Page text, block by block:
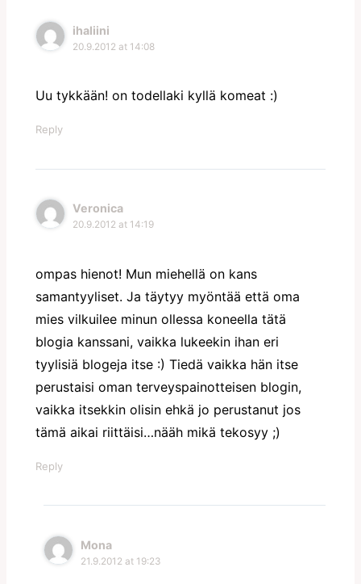
ihaliini
20.9.2012 at 14:08
Uu tykkään! on todellaki kyllä komeat :)
Reply
Veronica
20.9.2012 at 14:19
ompas hienot! Mun miehellä on kans
samantyyliset. Ja täytyy myöntää että oma
mies vilkuilee minun ollessa koneella tätä
blogia kanssani, vaikka lukeekin ihan eri
tyylisiä blogeja itse :) Tiedä vaikka hän itse
perustaisi oman terveyspainotteisen blogin,
vaikka itsekkin olisin ehkä jo perustanut jos
tämä aikai riittäisi…nääh mikä tekosyy ;)
Reply
Mona
21.9.2012 at 19:23